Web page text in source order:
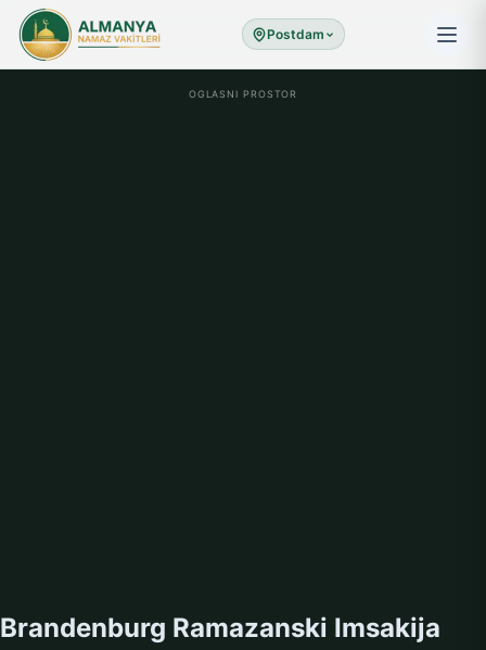
Postdam
OGLASNI PROSTOR
Brandenburg Ramazanski Imsakija